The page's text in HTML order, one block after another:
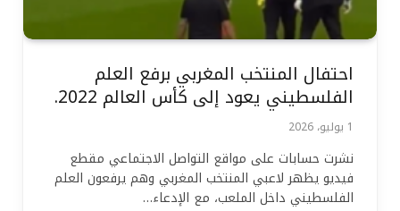
احتفال المنتخب المغربي برفع العلم
الفلسطيني يعود إلى كأس العالم 2022.
1 يوليو، 2026
نشرت حسابات على مواقع التواصل الاجتماعي مقطع
فيديو يظهر لاعبي المنتخب المغربي وهم يرفعون العلم
الفلسطيني داخل الملعب، مع الإدعاء…